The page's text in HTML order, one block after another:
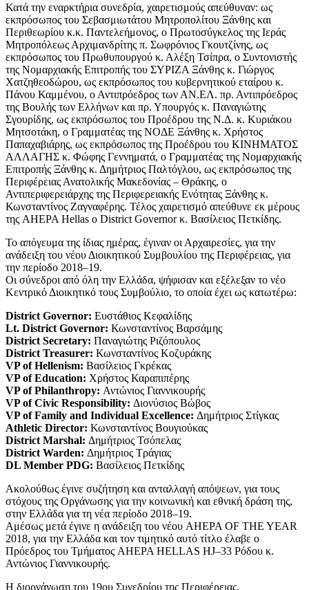
Κατά την εναρκτήρια συνεδρία, χαιρετισμούς απεύθυναν: ως
εκπρόσωπος του Σεβασμιωτάτου Μητροπολίτου Ξάνθης και
Περιθεωρίου κ.κ. Παντελεήμονος, ο Πρωτοσύγκελος της Ιεράς
Μητροπόλεως Αρχιμανδρίτης π. Σωφρόνιος Γκουτζίνης, ως
εκπρόσωπος του Πρωθυπουργού κ. Αλέξη Τσίπρα, ο Συντονιστής
της Νομαρχιακής Επιτροπής του ΣΥΡΙΖΑ Ξάνθης κ. Γιώργος
Χατζηθεοδώρου, ως εκπρόσωπος του κυβερνητικού εταίρου κ.
Πάνου Καμμένου, ο Αντιπρόεδρος των ΑΝ.ΕΛ. πρ. Αντιπρόεδρος
της Βουλής των Ελλήνων και πρ. Υπουργός κ. Παναγιώτης
Σγουρίδης, ως εκπρόσωπος του Προέδρου της Ν.Δ. κ. Κυριάκου
Μητσοτάκη, ο Γραμματέας της ΝΟΔΕ Ξάνθης κ. Χρήστος
Παπαχαβιάρης, ως εκπρόσωπος της Προέδρου του ΚΙΝΗΜΑΤΟΣ
ΑΛΛΑΓΗΣ κ. Φώφης Γεννηματά, ο Γραμματέας της Νομαρχιακής
Επιτροπής Ξάνθης κ. Δημήτριος Παλτόγλου, ως εκπρόσωπος της
Περιφέρειας Ανατολικής Μακεδονίας – Θράκης, ο
Αντιπεριφερειάρχης της Περιφερειακής Ενότητας Ξάνθης κ.
Κωνσταντίνος Ζαγναφέρης. Τέλος χαιρετισμό απεύθυνε εκ μέρους
της AHEPA Hellas ο District Governor κ. Βασίλειος Πετκίδης.
Το απόγευμα της ίδιας ημέρας, έγιναν οι Αρχαιρεσίες, για την
ανάδειξη του νέου Διοικητικού Συμβουλίου της Περιφέρειας, για
την περίοδο 2018–19.
Οι σύνεδροι από όλη την Ελλάδα, ψήφισαν και εξέλεξαν το νέο
Κεντρικό Διοικητικό τους Συμβούλιο, το οποία έχει ως κατωτέρω:
District Governor: Ευστάθιος Κεφαλίδης
Lt. District Governor: Κωνσταντίνος Βαρσάμης
District Secretary: Παναγιώτης Ριζόπουλος
District Treasurer: Κωνσταντίνος Κοζυράκης
VP of Hellenism: Βασίλειος Γκρέκας
VP of Education: Χρήστος Καραπιπέρης
VP of Philanthropy: Αντώνιος Γιαννικουρής
VP of Civic Responsibility: Διονύσιος Βώβος
VP of Family and Individual Excellence: Δημήτριος Στίγκας
Athletic Director: Κωνσταντίνος Βουγιούκας
District Marshal: Δημήτριος Τσόπελας
District Warden: Δημήτριος Τράγιας
DL Member PDG: Βασίλειος Πετκίδης
Ακολούθως έγινε συζήτηση και ανταλλαγή απόψεων, για τους
στόχους της Οργάνωσης για την κοινωνική και εθνική δράση της,
στην Ελλάδα για τη νέα περίοδο 2018–19.
Αμέσως μετά έγινε η ανάδειξη του νέου AHEPA OF THE YEAR
2018, για την Ελλάδα και τον τιμητικό αυτό τίτλο έλαβε ο
Πρόεδρος του Τμήματος AHEPA HELLAS HJ–33 Ρόδου κ.
Αντώνιος Γιαννικουρής.
Η διοργάνωση του 19ου Συνεδρίου της Περιφέρειας,